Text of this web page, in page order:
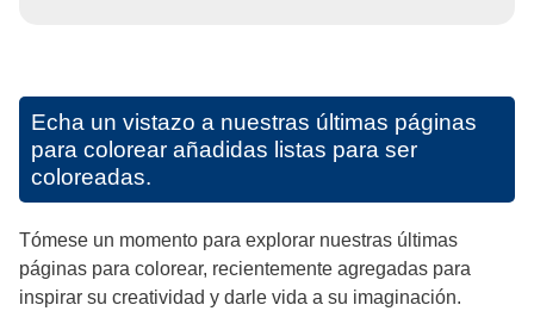
Echa un vistazo a nuestras últimas páginas
para colorear añadidas listas para ser
coloreadas.
Tómese un momento para explorar nuestras últimas
páginas para colorear, recientemente agregadas para
inspirar su creatividad y darle vida a su imaginación.